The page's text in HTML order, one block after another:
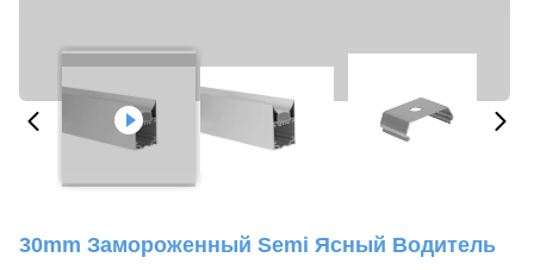
30mm Замороженный Semi Ясный Водитель